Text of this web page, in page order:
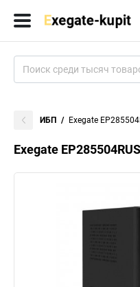
ИБП Exegate
Exegate EP285504RUS